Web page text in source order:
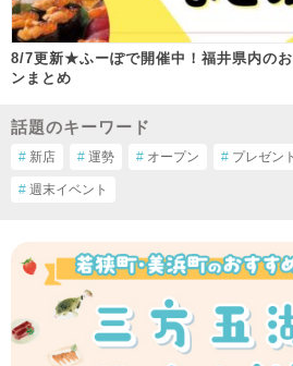
8/7更新★ふーぽで開催中！福井県内の
ンまとめ
話題のキーワード
# 新店 # 運勢 # オープン # プレゼント
# 週末イベント